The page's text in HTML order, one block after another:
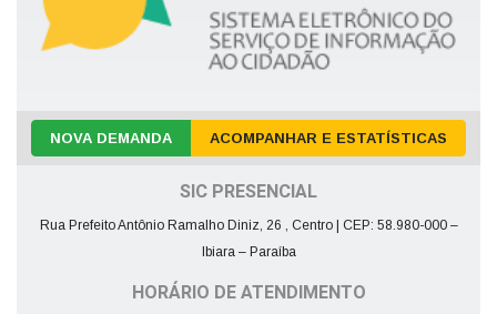
NOVA DEMANDA ACOMPANHAR E ESTATÍSTICAS
SIC PRESENCIAL
Rua Prefeito Antônio Ramalho Diniz, 26 , Centro | CEP: 58.980-000 –
Ibiara – Paraíba
HORÁRIO DE ATENDIMENTO